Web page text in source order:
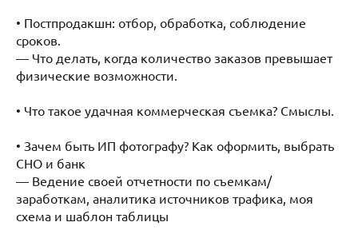
• Постпродакшн: отбор, обработка, соблюдение
сроков.
— Что делать, когда количество заказов превышает
физические возможности.
• Что такое удачная коммерческая съемка? Смыслы.
• Зачем быть ИП фотографу? Как оформить, выбрать
СНО и банк
— Ведение своей отчетности по съемкам/
заработкам, аналитика источников трафика, моя
схема и шаблон таблицы